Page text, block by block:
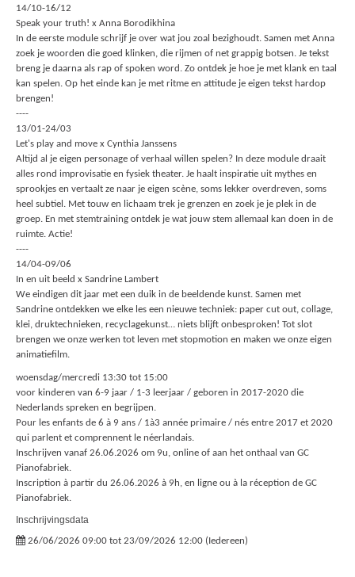
14/10-16/12
Speak your truth! x Anna Borodikhina
In de eerste module schrijf je over wat jou zoal bezighoudt. Samen met Anna
zoek je woorden die goed klinken, die rijmen of net grappig botsen. Je tekst
breng je daarna als rap of spoken word. Zo ontdek je hoe je met klank en taal
kan spelen. Op het einde kan je met ritme en attitude je eigen tekst hardop
brengen!
----
13/01-24/03
Let's play and move x Cynthia Janssens
Altijd al je eigen personage of verhaal willen spelen? In deze module draait
alles rond improvisatie en fysiek theater. Je haalt inspiratie uit mythes en
sprookjes en vertaalt ze naar je eigen scène, soms lekker overdreven, soms
heel subtiel. Met touw en lichaam trek je grenzen en zoek je je plek in de
groep. En met stemtraining ontdek je wat jouw stem allemaal kan doen in de
ruimte. Actie!
----
14/04-09/06
In en uit beeld x Sandrine Lambert
We eindigen dit jaar met een duik in de beeldende kunst. Samen met
Sandrine ontdekken we elke les een nieuwe techniek: paper cut out, collage,
klei, druktechnieken, recyclagekunst… niets blijft onbesproken! Tot slot
brengen we onze werken tot leven met stopmotion en maken we onze eigen
animatiefilm.
woensdag/mercredi 13:30 tot 15:00
voor kinderen van 6-9 jaar / 1-3 leerjaar / geboren in 2017-2020 die
Nederlands spreken en begrijpen.
Pour les enfants de 6 à 9 ans / 1à3 année primaire / nés entre 2017 et 2020
qui parlent et comprennent le néerlandais.
Inschrijven vanaf 26.06.2026 om 9u, online of aan het onthaal van GC
Pianofabriek.
Inscription à partir du 26.06.2026 à 9h, en ligne ou à la réception de GC
Pianofabriek.
Inschrijvingsdata
26/06/2026 09:00 tot 23/09/2026 12:00 (Iedereen)